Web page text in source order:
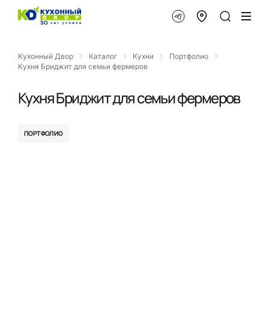
Кухонный Двор Каталог Кухни
Портфолио
Кухня Бриджит для семьи фермеров
Кухня Бриджит для семьи фермеров
ПОРТФОЛИО